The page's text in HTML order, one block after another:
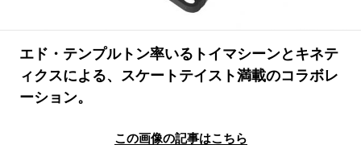
エド・テンプルトン率いるトイマシーンとキネテ
ィクスによる、スケートテイスト満載のコラボレ
ーション。
この画像の記事はこちら